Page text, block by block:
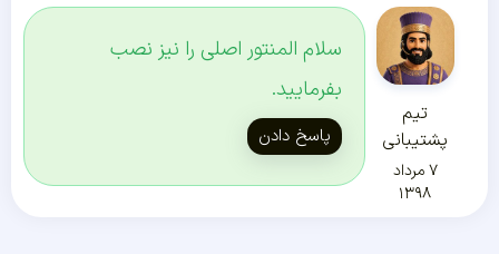
تیم
پشتیبانی
۷ مرداد
۱۳۹۸
سلام المنتور اصلی را نیز نصب
بفرمایید.
پاسخ دادن